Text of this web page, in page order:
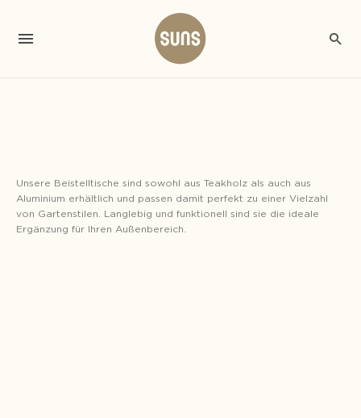
Unsere Beistelltische sind sowohl aus Teakholz als auch aus
Aluminium erhältlich und passen damit perfekt zu einer Vielzahl
von Gartenstilen. Langlebig und funktionell sind sie die ideale
Ergänzung für Ihren Außenbereich.